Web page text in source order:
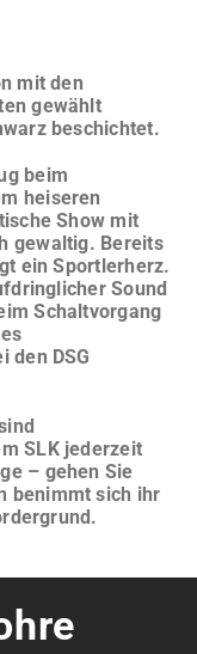
mit den
gewählt
beschichtet.
beim
heiseren
Show mit
gewaltig. Bereits
ein Sportlerherz.
Sound
Schaltvorgang
den DSG
SLK jederzeit
– gehen Sie
benimmt sich ihr